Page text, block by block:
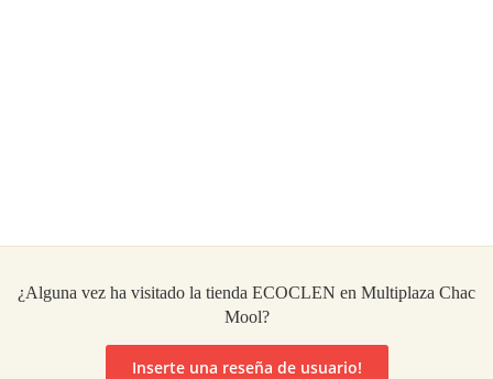
¿Alguna vez ha visitado la tienda ECOCLEN en Multiplaza Chac
Mool?
Inserte una reseña de usuario!